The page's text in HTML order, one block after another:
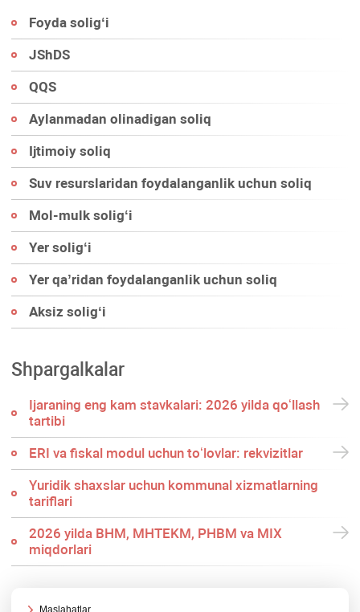
Foyda soligʻi
JShDS
QQS
Aylanmadan olinadigan soliq
Ijtimoiy soliq
Suv resurslaridan foydalanganlik uchun soliq
Mol-mulk soligʻi
Yer soligʻi
Yer qa’ridan foydalanganlik uchun soliq
Aksiz soligʻi
Shpargalkalar
Ijaraning eng kam stavkalari: 2026 yilda qoʻllash
tartibi
ERI va fiskal modul uchun toʻlovlar: rekvizitlar
Yuridik shaхslar uchun kommunal хizmatlarning
tariflari
2026 yilda BHM, MHTEKM, PHBM va MIX
miqdorlari